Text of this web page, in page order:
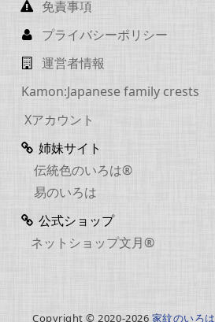
免責事項
プライバシーポリシー
運営者情報
Kamon:Japanese family crests
Xアカウント
姉妹サイト
伝統色のいろは®
易のいろは
公式ショップ
ネットショップ文月®
Copyright © 2020-2026 家紋のいろは